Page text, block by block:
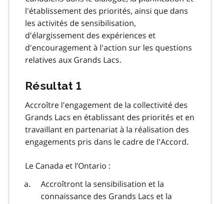
l'établissement des priorités, ainsi que dans
les activités de sensibilisation,
d'élargissement des expériences et
d'encouragement à l'action sur les questions
relatives aux Grands Lacs.
Résultat 1
Accroître l'engagement de la collectivité des
Grands Lacs en établissant des priorités et en
travaillant en partenariat à la réalisation des
engagements pris dans le cadre de l'Accord.
Le Canada et l’Ontario :
Accroîtront la sensibilisation et la
connaissance des Grands Lacs et la